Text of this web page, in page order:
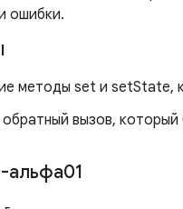
ошибки.
методы set и setState,
вызов,
альфа01